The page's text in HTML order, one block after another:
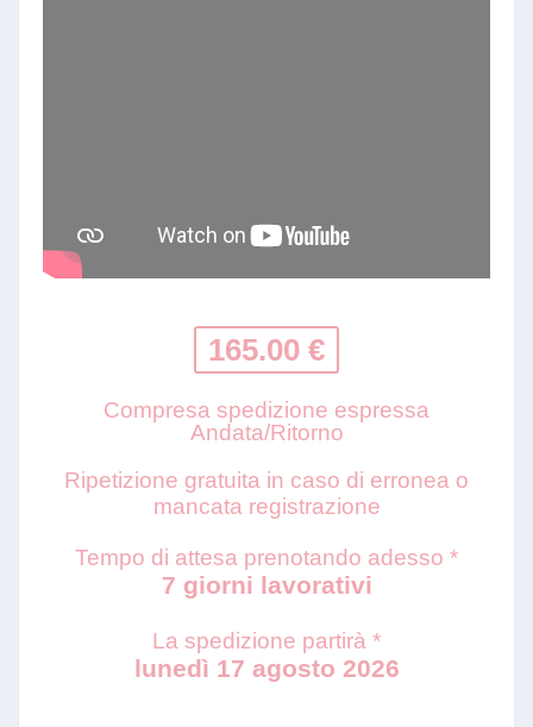
165.00 €
Compresa spedizione espressa
Andata/Ritorno
Ripetizione gratuita in caso di erronea o
mancata registrazione
Tempo di attesa prenotando adesso *
7 giorni lavorativi
La spedizione partirà *
lunedì 17 agosto 2026